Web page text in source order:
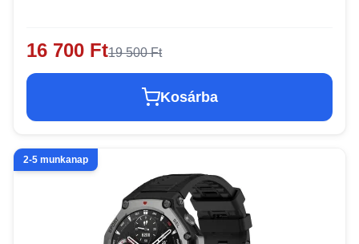
16 700 Ft19 500 Ft
Kosárba
2-5 munkanap